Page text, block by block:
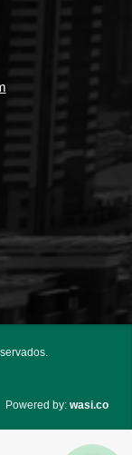
Powered by: wasi.co